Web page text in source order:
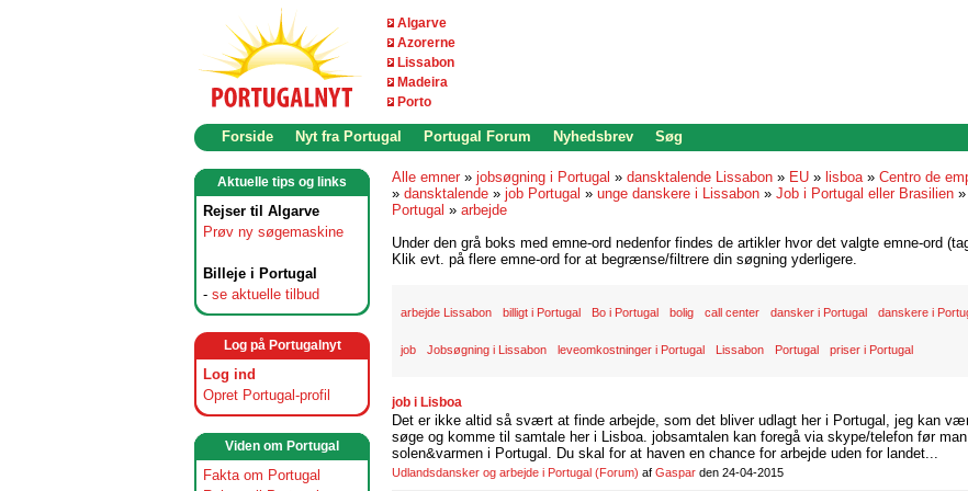
Algarve
Azorerne
Lissabon
Madeira
Porto
Forside Nyt fra Portugal Portugal Forum Nyhedsbrev Søg
Aktuelle tips og links
Rejser til Algarve
Prøv ny søgemaskine
Billeje i Portugal
- se aktuelle tilbud
Log på Portugalnyt
Log ind
Opret Portugal-profil
Viden om Portugal
Fakta om Portugal
Alle emner » jobsøgning i Portugal » dansktalende Lissabon » EU » lisboa» Centro de
» dansktalende » job Portugal » unge danskere i Lissabon » Job i Portugal eller Brasilien »
Portugal » arbejde
Under den grå boks med emne-ord nedenfor findes de artikler hvor det valgte emne-ord
Klik evt. på flere emne-ord for at begrænse/filtrere din søgning yderligere.
arbejde Lissabon billigt i Portugal Bo i Portugal bolig call center dansker i Portugal danskere i
job Jobsøgning i Lissabon leveomkostninger i Portugal Lissabon Portugal priser i Portugal
job i Lisboa
Det er ikke altid så svært at finde arbejde, som det bliver udlagt her i Portugal, jeg kan
søge og komme til samtale her i Lisboa. jobsamtalen kan foregå via skype/telefon før man
solen&varmen i Portugal. Du skal for at haven en chance for arbejde uden for landet...
Udlandsdansker og arbejde i Portugal (Forum) af Gaspar den 24-04-2015